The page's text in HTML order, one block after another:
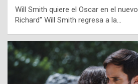
Will Smith quiere el Oscar en el
Richard” Will Smith regresa a la…